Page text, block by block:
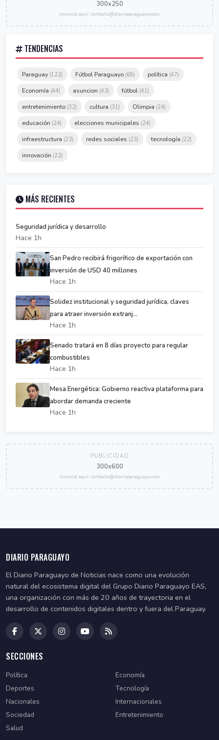
300x250
Anunciá aquí: contacto@diarioparaguayo.com
TENDENCIAS
Paraguay (122) Fútbol Paraguayo (68) política (47)
Economía (44) asuncion (43) fútbol (41)
entretenimiento (32) cultura (31) Olimpia (24)
educación (24) elecciones municipales (24)
infraestructura (23) redes sociales (23) tecnología (22)
innovación (22)
MÁS RECIENTES
Seguridad jurídica y desarrollo
Hace 1h
San Pedro recibirá frigorífico de exportación con
inversión de USD 40 millones
Hace 1h
Solidez institucional y seguridad jurídica, claves
para atraer inversión extranj...
Hace 1h
Senado tratará en 8 días proyecto para regular
combustibles
Hace 1h
Mesa Energética: Gobierno reactiva plataforma para
abordar demanda creciente
Hace 1h
PUBLICIDAD
300x600
Anunciá aquí: contacto@diarioparaguayo.com
DIARIO PARAGUAYO
El Diario Paraguayo de Noticias nace como una evolución
natural del ecosistema digital del Grupo Diario Paraguayo EAS,
una organización con más de 20 años de trayectoria en el
desarrollo de contenidos digitales dentro y fuera del Paraguay.
SECCIONES
Política
Economía
Deportes
Tecnología
Nacionales
Internacionales
Sociedad
Entretenimiento
Salud